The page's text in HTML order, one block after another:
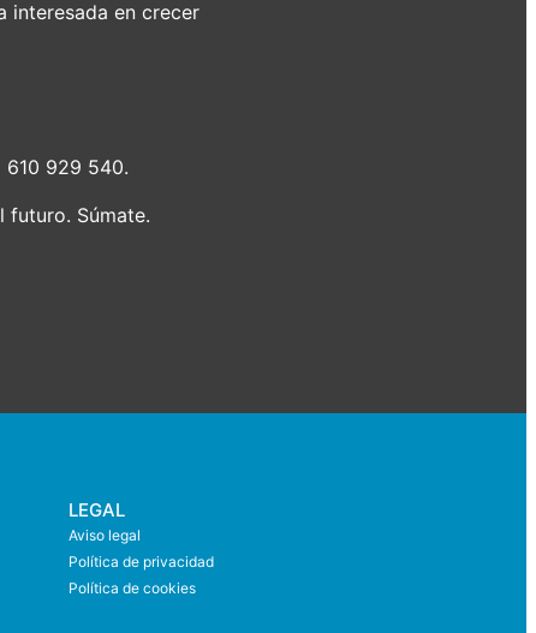
interesada en crecer
610 929 540.
futuro. Súmate.
LEGAL
Aviso legal
Política de privacidad
Política de cookies